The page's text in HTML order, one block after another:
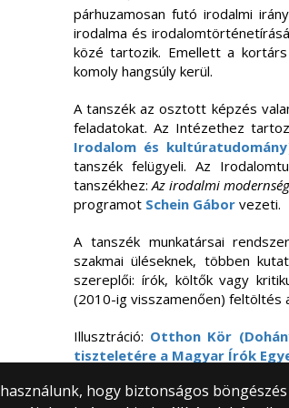
párhuzamosan futó irodalmi
irodalma és
közé tartozik. Emellett a
komoly hangsúly kerül.
A tanszék az osztott képzés
feladatokat. Az Intézethez
Irodalom és kultúratudomány
tanszék felügyeli. Az
tanszékhez:Az irodalmi modernség
programot Schein Gáborvezeti.
A tanszék munkatársai
szakmai üléseknek, többen
szereplői: írók, költők vagy
(2010-ig visszamenően) feltöltés
Illusztráció: Otthon Kör
tiszteletére a Magyar Írók
hogy biztonságos